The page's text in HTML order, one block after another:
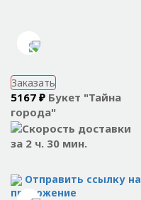
Заказать
5167 ₽ Букет "Тайна
города"
за 2 ч. 30 мин.
Отправить ссылку на
приложение